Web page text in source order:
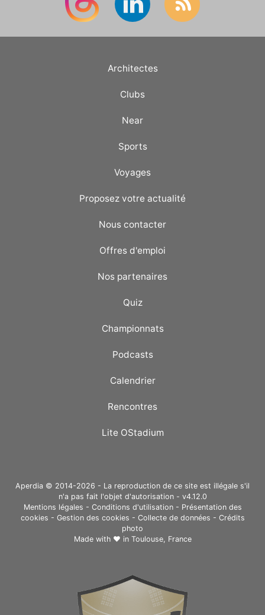
Architectes
Clubs
Near
Sports
Voyages
Proposez votre actualité
Nous contacter
Offres d'emploi
Nos partenaires
Quiz
Championnats
Podcasts
Calendrier
Rencontres
Lite OStadium
Aperdia © 2014-2026 - La reproduction de ce site est illégale s'il
n'a pas fait l'objet d'autorisation - v4.12.0
Mentions légales - Conditions d'utilisation- Présentation des
cookies - Gestion des cookies - Collecte de données - Crédits
photo
Made with ❤ in Toulouse, France